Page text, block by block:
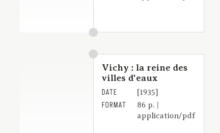
Vichy : la reine des
villes d'eaux
DATE [1935]
FORMAT
86 p. |
application/pdf